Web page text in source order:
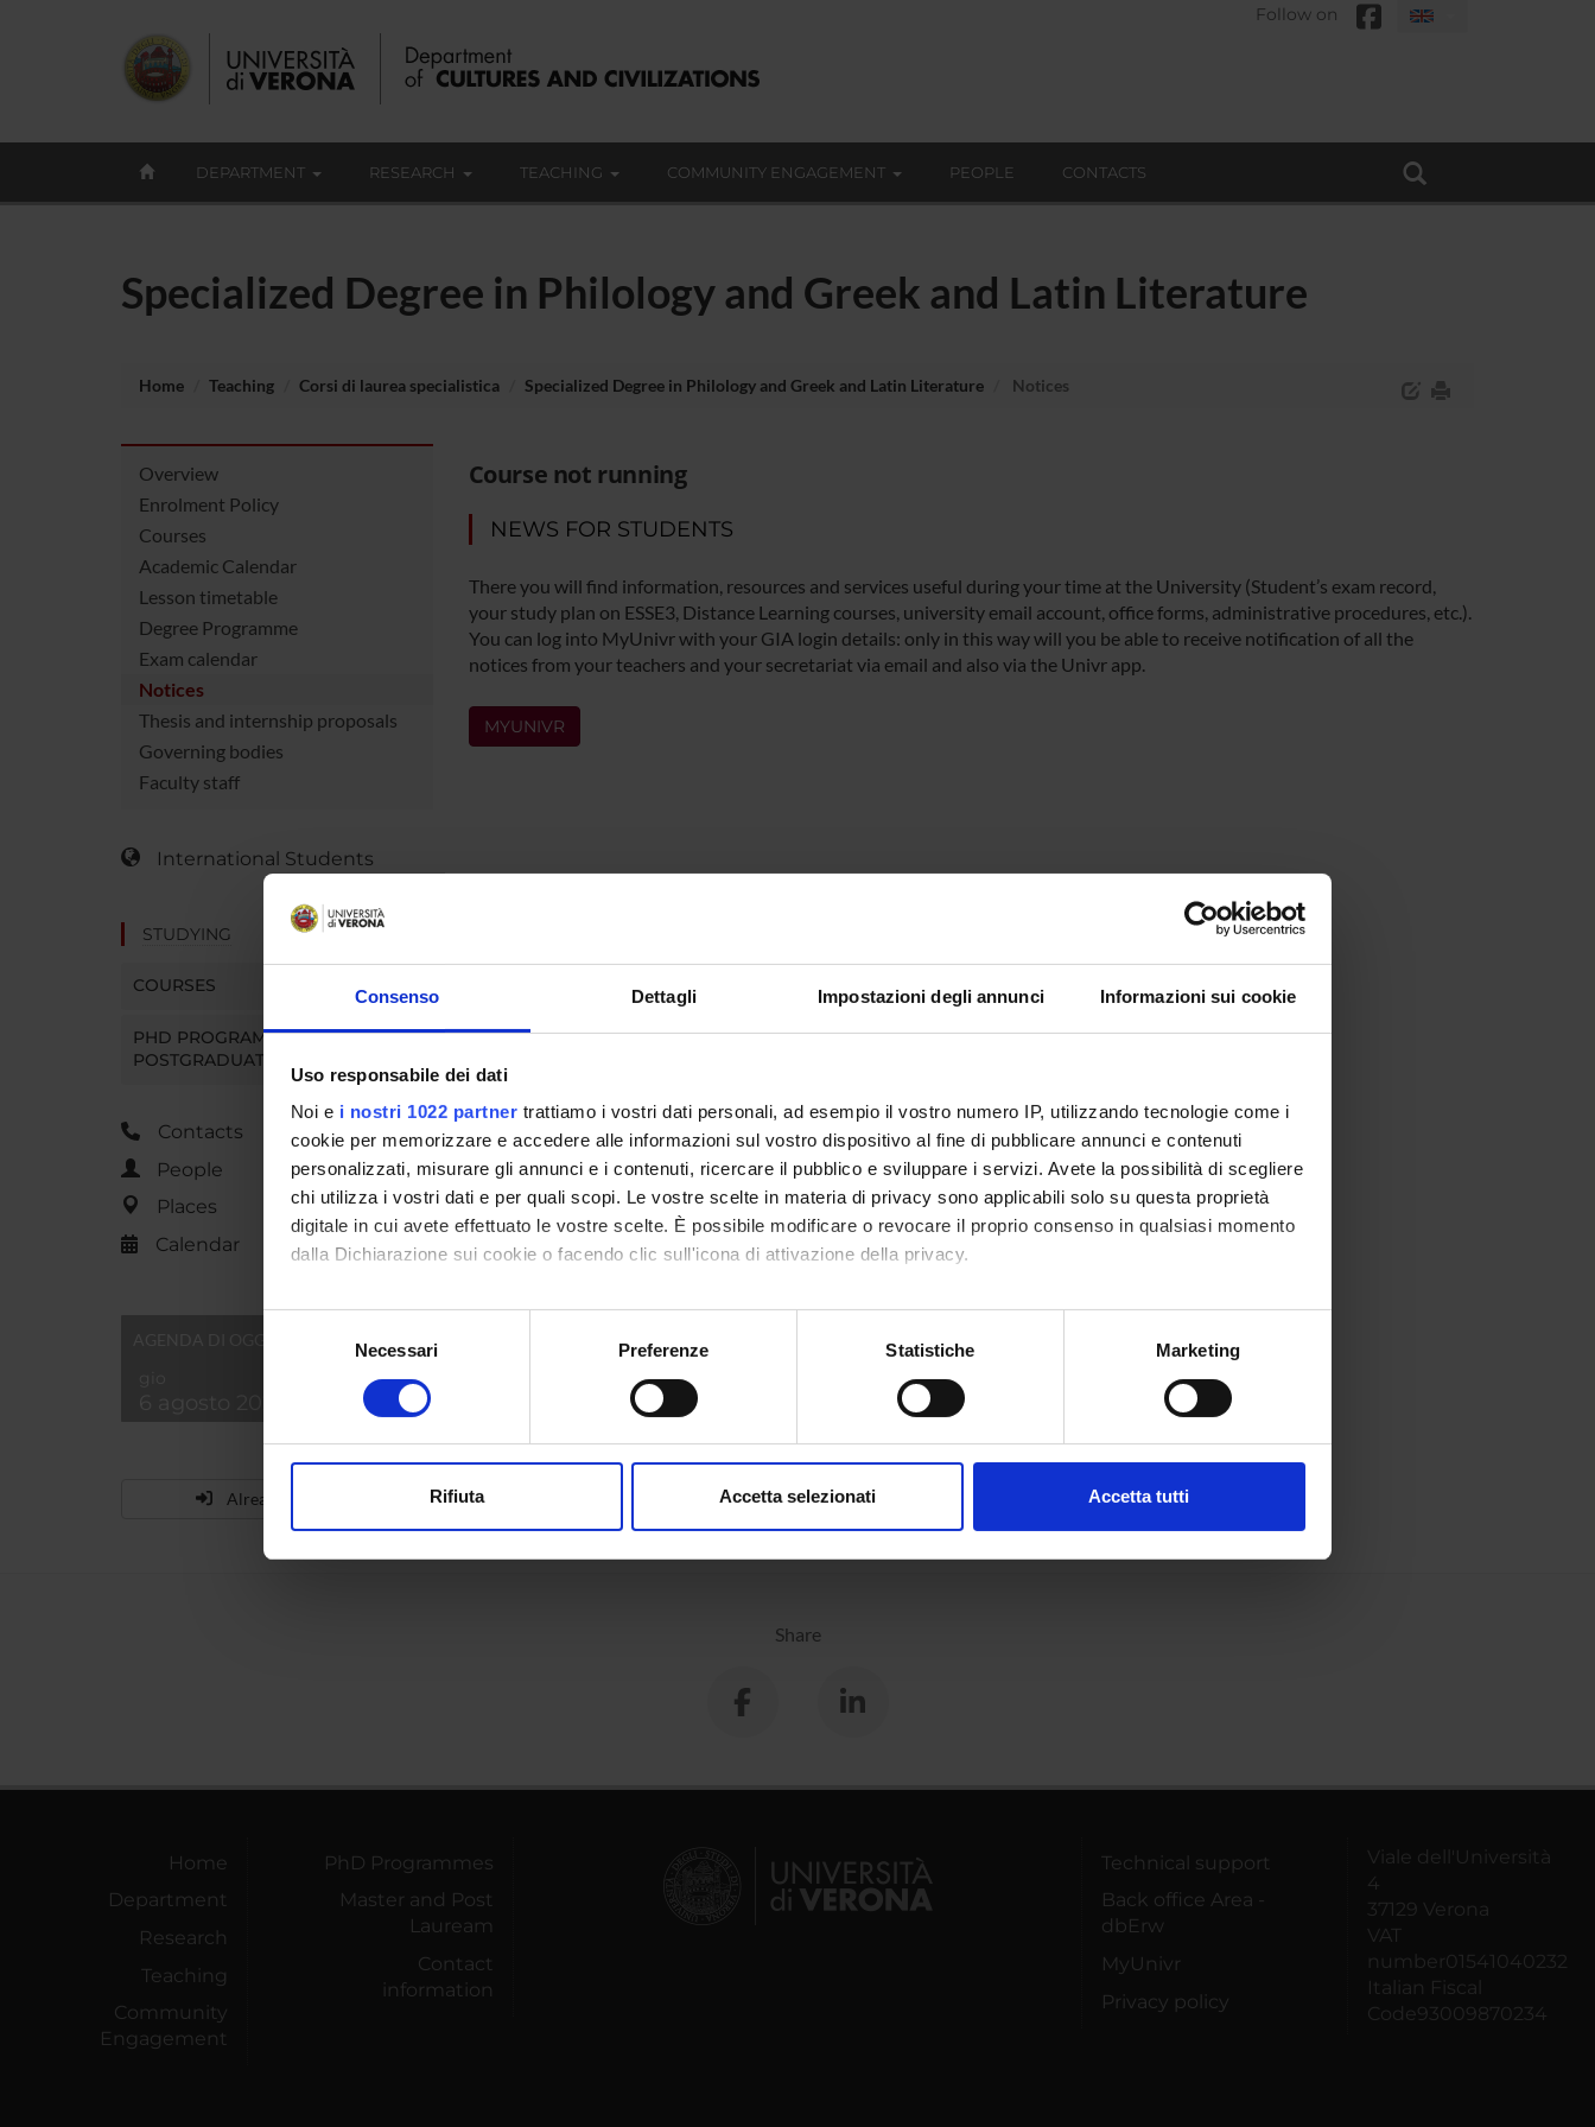
Consenso Dettagli Impostazioni degli annunci Informazioni sui cookie
Uso responsabile dei dati
Noi e i nostri 1022 partner trattiamo i vostri dati personali, ad esempio il vostro numero IP, utilizzando tecnologie come i
cookie per memorizzare e accedere alle informazioni sul vostro dispositivo al fine di pubblicare annunci e contenuti
personalizzati, misurare gli annunci e i contenuti, ricercare il pubblico e sviluppare i servizi. Avete la possibilità di scegliere
chi utilizza i vostri dati e per quali scopi. Le vostre scelte in materia di privacy sono applicabili solo su questa proprietà
digitale in cui avete effettuato le vostre scelte. È possibile modificare o revocare il proprio consenso in qualsiasi momento
dalla Dichiarazione sui cookie o facendo clic sull'icona di attivazione della privacy.
Con il tuo consenso, vorremmo anche:
raccogliere informazioni sulla tua posizione geografica, con un'approssimazione di qualche metro,
digitali).
modificare o ritirare il tuo consenso in qualsiasi momento dalla Dichiarazione sui cookie.
Necessari Preferenze Statistiche Marketing
Rifiuta Accetta selezionati Accetta tutti
Follow on
DEPARTMENT RESEARCH TEACHING COMMUNITY ENGAGEMENT PEOPLE CONTACTS
Specialized Degree in Philology and Greek and Latin Literature
Home Teaching Corsi di laurea specialistica Specialized Degree in Philology and Greek and Latin Literature Notices
Overview
Enrolment Policy
Courses
Academic Calendar
Lesson timetable
Degree Programme
Exam calendar
Notices
Thesis and internship proposals
Governing bodies
Faculty staff
International Students
STUDYING
COURSES
PHD PROGRAMMES AND
POSTGRADUATE TRAINING
Contacts
People
Places
Calendar
Already enrolled?
Course not running
NEWS FOR STUDENTS
There you will find information, resources and services useful during your time at the University (Student’s exam record,
your study plan on ESSE3, Distance Learning courses, university email account, office forms, administrative procedures, etc.).
You can log into MyUnivr with your GIA login details: only in this way will you be able to receive notification of all the
notices from your teachers and your secretariat via email and also via the Univr app.
MYUNIVR
Share
Home
Department
Research
Teaching
Community
Engagement
PhD Programmes
Master and Post
Lauream
Contact
information
Technical support
Back office Area -
dbErw
MyUnivr
Privacy policy
Viale dell'Università
4
37129 Verona
VAT
number01541040232
Italian Fiscal
Code93009870234